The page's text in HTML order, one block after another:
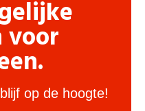
voor
op de hoogte!